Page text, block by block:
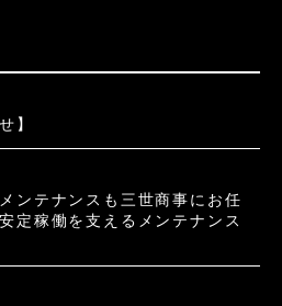
】
ンテナンスも三世商事にお任
定稼働を支えるメンテナンス